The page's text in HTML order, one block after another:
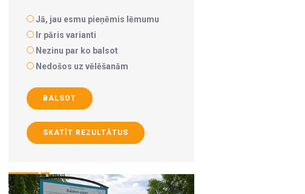
Jā, jau esmu pieņēmis lēmumu
Ir pāris varianti
Nezinu par ko balsot
Nedošos uz vēlēšanām
BALSOT
SKATĪT REZULTĀTUS